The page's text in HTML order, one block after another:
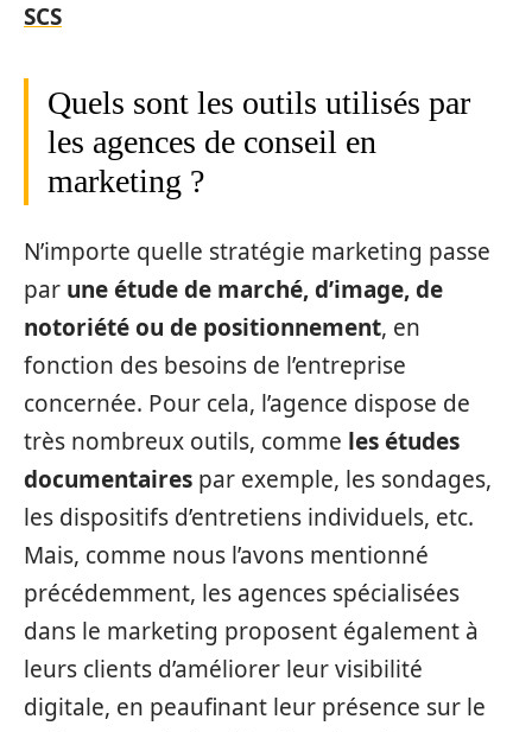
SCS
Quels sont les outils utilisés par
les agences de conseil en
marketing ?
N’importe quelle stratégie marketing passe
par une étude de marché, d’image, de
notoriété ou de positionnement, en
fonction des besoins de l’entreprise
concernée. Pour cela, l’agence dispose de
très nombreux outils, comme les études
documentaires par exemple, les sondages,
les dispositifs d’entretiens individuels, etc.
Mais, comme nous l’avons mentionné
précédemment, les agences spécialisées
dans le marketing proposent également à
leurs clients d’améliorer leur visibilité
digitale, en peaufinant leur présence sur le